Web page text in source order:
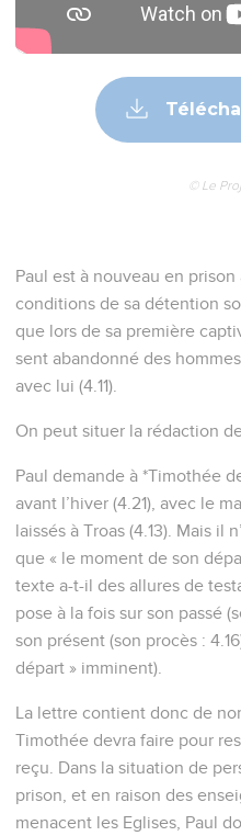
© Le
Paul est à nouveau en prison
conditions de sa détention
que lors de sa première
sent abandonné des hommes
avec lui (4.11).
On peut situer la rédaction
Paul demande à *Timothée
avant l’hiver (4.21), avec le
laissés à Troas (4.13). Mais il
que « le moment de son
texte a-t-il des allures de
pose à la fois sur son passé
son présent (son procès :
départ » imminent).
La lettre contient donc de
Timothée devra faire pour
reçu. Dans la situation de
prison, et en raison des
menacent les Eglises, Paul